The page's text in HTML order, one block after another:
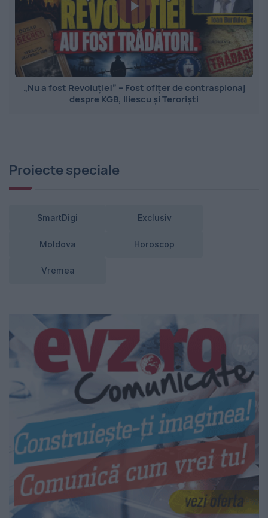
„Nu a fost Revoluție!” – Fost ofițer de contraspionaj
despre KGB, Iliescu și Teroriști
Proiecte speciale
SmartDigi Exclusiv
Moldova Horoscop
Vremea